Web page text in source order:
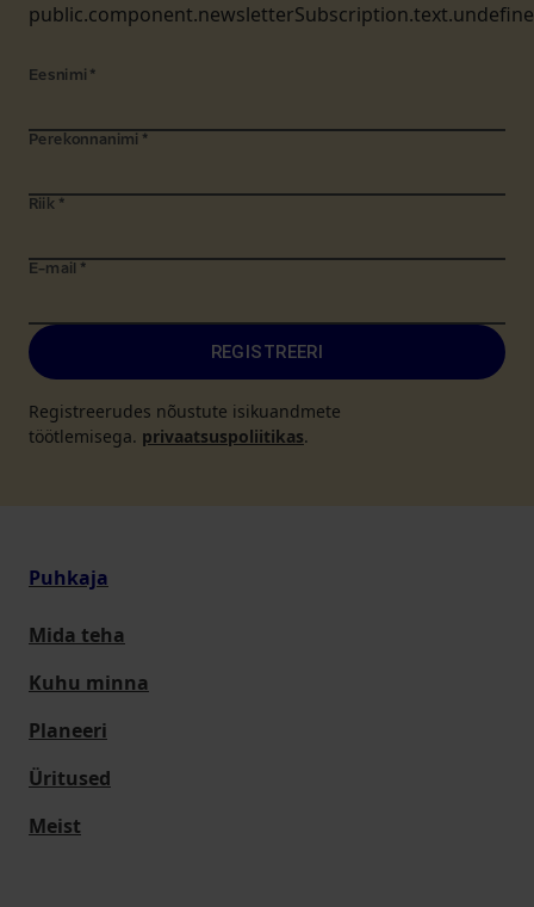
Eesnimi *
Perekonnanimi *
Riik *
E-mail *
REGISTREERI
Registreerudes nõustute isikuandmete
töötlemisega. privaatsuspoliitikas.
Puhkaja
Mida teha
Kuhu minna
Planeeri
Üritused
Meist